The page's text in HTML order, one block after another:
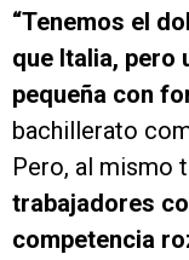
“Tenemos el
que Italia, pero
pequeña con
bachillerato
Pero, al mismo
trabajadores
competencia